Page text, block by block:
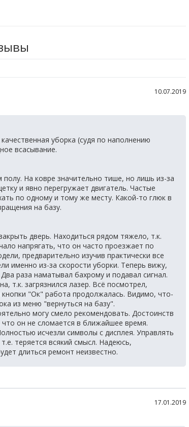
10.07.2019
уборка (судя по наполнению
всасывание.
На ковре значительно тише, но лишь из-за
и явно перегружает двигатель. Частые
по одному и тому же месту. Какой-то глюк в
на базу.
дверь. Находиться рядом тяжело, т.к.
напрягать, что он часто проезжает по
предварительно изучив практически все
именно из-за скорости уборки. Теперь вижу,
раза наматывал бахрому и подавал сигнал.
т.к. загрязнился лазер. Всё посмотрел,
"Ок" работа продолжалась. Видимо, что-
из меню "вернуться на базу".
могу смело рекомендовать. Достоинств
он не сломается в ближайшее время.
исчезли символы с дисплея. Управлять
теряется всякий смысл. Надеюсь,
длиться ремонт неизвестно.
17.01.2019